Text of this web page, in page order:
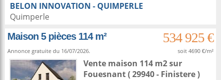
BELON INNOVATION - QUIMPERLE
Quimperle
Maison 5 pièces 114 m²
534 925 €
Annonce gratuite du 16/07/2026. soit 4690 €/m²
Vente maison 114 m2sur
Fouesnant( 29940 - Finistere )